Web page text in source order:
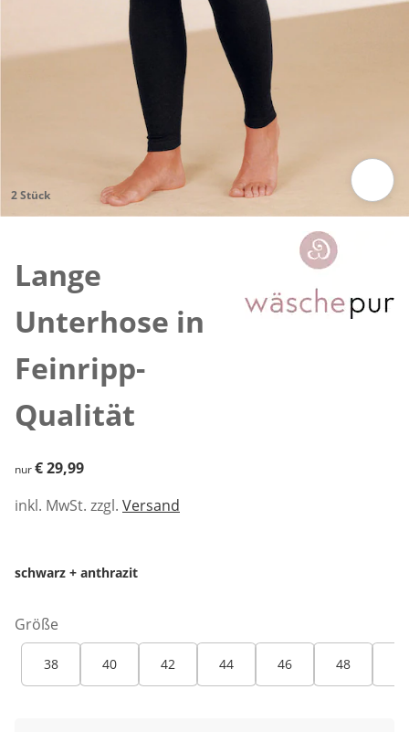
2 Stück
Lange
Unterhose in
Feinripp-
Qualität
€ 29,99
nur€ 29,99
inkl. MwSt. zzgl. Versand
schwarz + anthrazit
Größe
38 40 42 44 46 48